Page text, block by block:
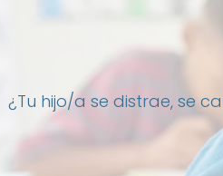
¿Tu hijo/a se distrae, se